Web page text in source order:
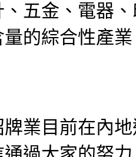
五金、電器
的綜合性產
業目前在內